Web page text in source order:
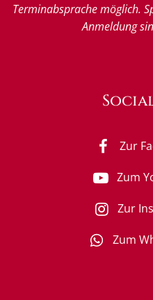
Terminabsprache möglich.
Anmeldung
Zur
Zum
Zur
Zum